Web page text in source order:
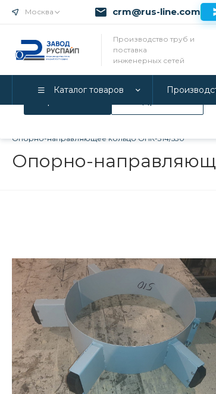
Мы используем Cookie. Если вы
Политикой
Москва crm@rus-line.com
Производство труб и
поставка
инженерных сетей
Каталог товаров
Опорно-направляющее кольцо ОНК-314/530
Опорно-